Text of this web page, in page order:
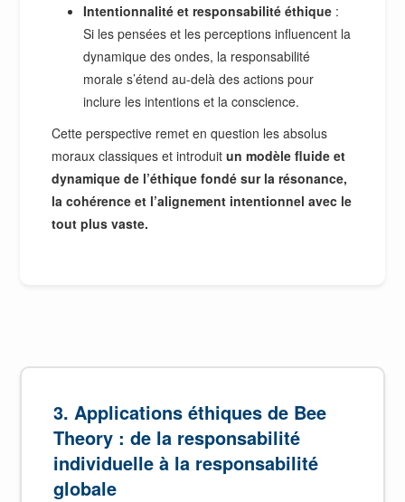
Intentionnalité et responsabilité éthique :
Si les pensées et les perceptions influencent la
dynamique des ondes, la responsabilité
morale s’étend au-delà des actions pour
inclure les intentions et la conscience.
Cette perspective remet en question les absolus
moraux classiques et introduitun modèle fluide et
dynamique de l’éthique fondé sur la résonance,
la cohérence et l’alignement intentionnel avec le
tout plus vaste.
3. Applications éthiques de Bee
Theory : de la responsabilité
individuelle à la responsabilité
globale